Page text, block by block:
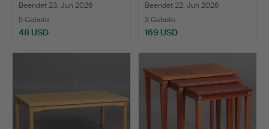
Brandstem…
Beendet 23. Jun 2026
5 Gebote
48 USD
Beendet 22. Jun 2026
3 Gebote
169 USD